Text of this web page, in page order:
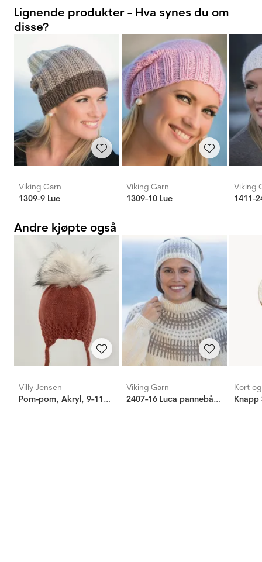
Lignende produkter - Hva synes du om
disse?
Viking Garn
1309-9 Lue
Viking Garn
1309-10 Lue
Viking
1411-
Andre kjøpte også
Villy Jensen
Pom-pom, Akryl, 9-11cm, Hvit/Svart
Viking Garn
2407-16 Luca pannebånd
Kort
Knapp